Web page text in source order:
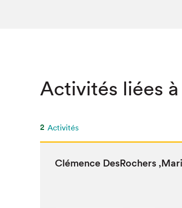
Activités liées
2 Activités
Clé­mence DesRochers ‚